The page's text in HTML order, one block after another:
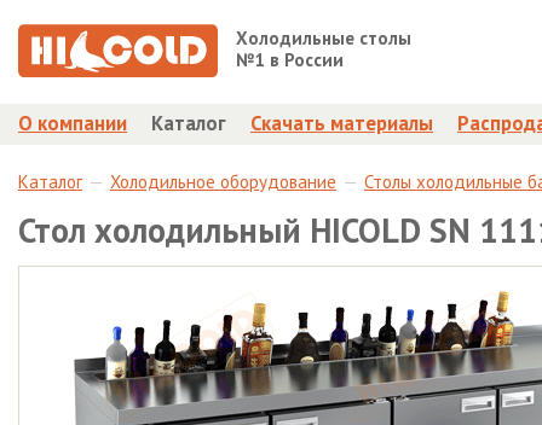
Холодильные столы
№1 в России
О компании Каталог Скачать материалы
Каталог Холодильное оборудование Столы холодильные
Стол холодильный HICOLD SN